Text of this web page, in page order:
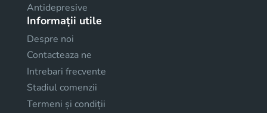
Antidepresive
Informații utile
Despre noi
Contacteaza ne
Intrebari frecvente
Stadiul comenzii
Termeni și condiții